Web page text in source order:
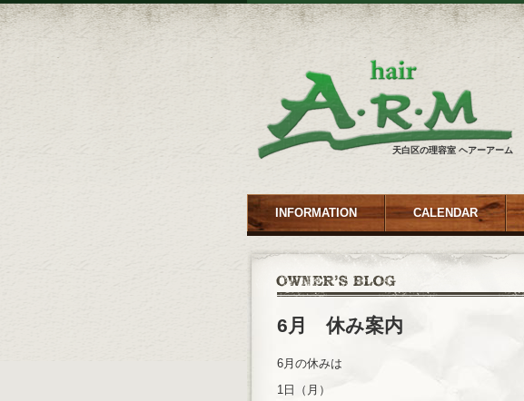
天白区の理容室 ヘアーアーム
INFORMATION CALENDAR
6月 休み案内
6月の休みは
1日（月）